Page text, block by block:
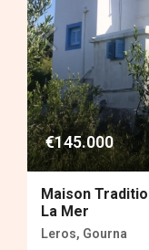
€145.000
Maison
La Mer
Leros, Gourna